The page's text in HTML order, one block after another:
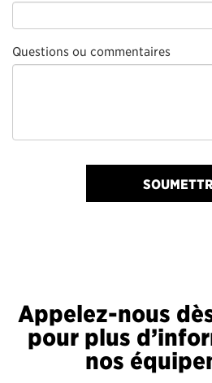
Questions ou commentaires
Appelez-nous
pour plus
nos